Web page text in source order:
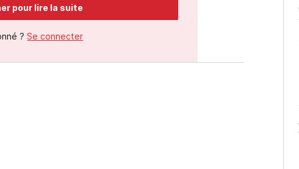
pour lire la suite
? Se connecter